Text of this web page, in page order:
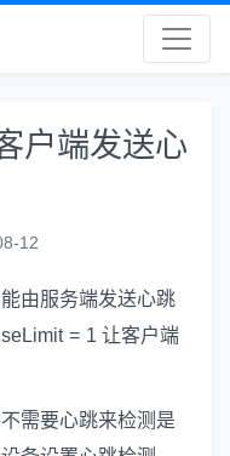
户端发送心
12
由服务端发送心跳
= 1 让客户端
需要心跳来检测是